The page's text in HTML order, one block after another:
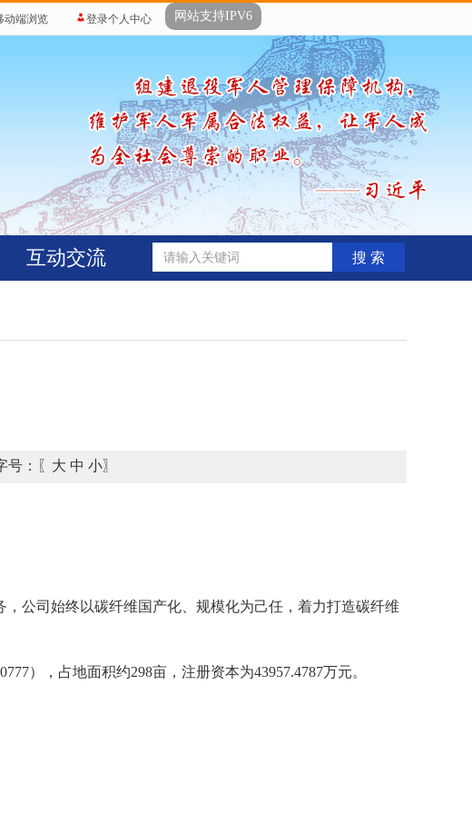
动端浏览 登录个人中心 网站支持IPV6
互动交流 搜 索
号：〖 大 中 小〗
公司始终以碳纤维国产化、规模化为己任，着力打造碳纤维
），占地面积约298亩，注册资本为43957.4787万元。